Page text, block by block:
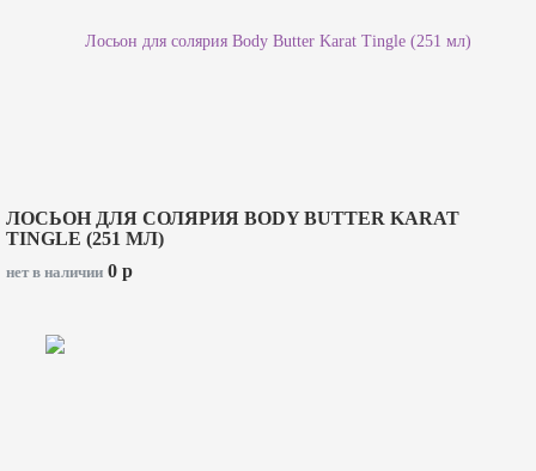
ЛОСЬОН ДЛЯ СОЛЯРИЯ BODY BUTTER KARAT
TINGLE (251 МЛ)
нет в наличии 0 p